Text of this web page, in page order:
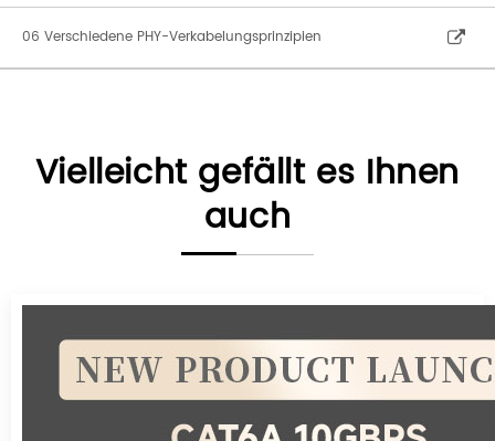
06 Verschiedene PHY-Verkabelungsprinzipien
Vielleicht gefällt es Ihnen
auch